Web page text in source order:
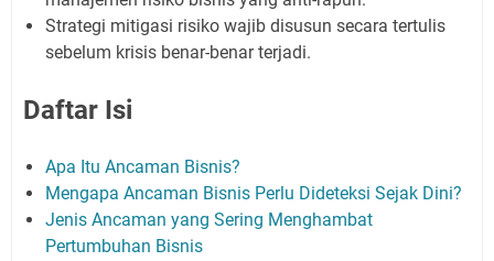
Strategi mitigasi risiko wajib disusun secara tertulis
sebelum krisis benar-benar terjadi.
Daftar Isi
Apa Itu Ancaman Bisnis?
Mengapa Ancaman Bisnis Perlu Dideteksi Sejak Dini?
Jenis Ancaman yang Sering Menghambat
Pertumbuhan Bisnis